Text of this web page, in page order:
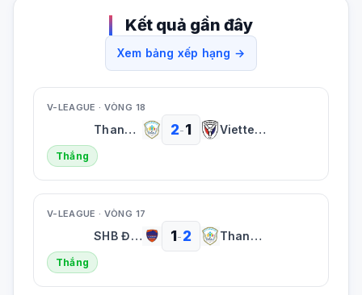
Kết quả gần đây
Xem bảng xếp hạng →
V-LEAGUE · VÒNG 18
Thanh Hóa 2- 1 Viettel FC
Thắng
V-LEAGUE · VÒNG 17
SHB Đà Nẵng 1- 2 Thanh Hóa
Thắng